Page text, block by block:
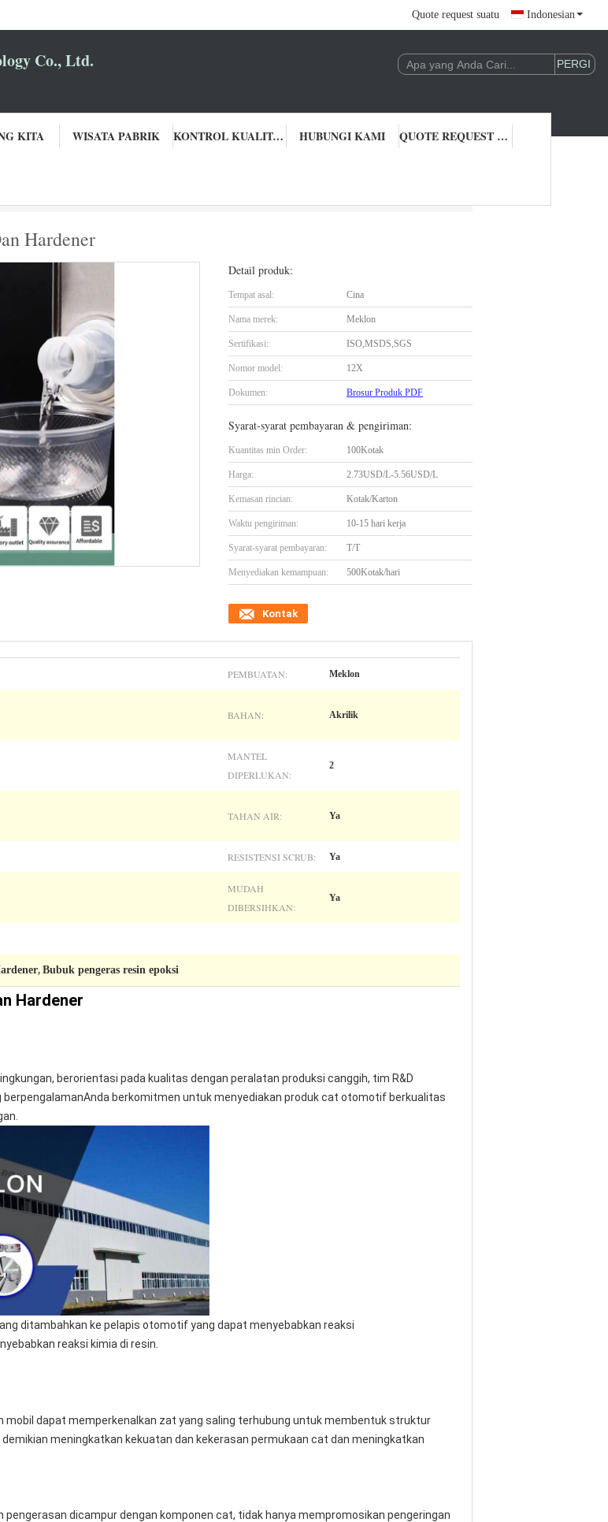
Quote request suatu Indonesian
Co., Ltd.
KITA WISATA PABRIK KONTROL KUALITAS HUBUNGI KAMI QUOTE REQUEST SUATU
Hardener
Detail produk:
Tempat asal: Cina
Nama merek: Meklon
Sertifikasi: ISO,MSDS,SGS
Nomor model: 12X
Dokumen: Brosur Produk PDF
Syarat-syarat pembayaran & pengiriman:
Kuantitas min Order: 100Kotak
Harga: 2.73USD/L-5.56USD/L
Kemasan rincian: Kotak/Karton
Waktu pengiriman: 10-15 hari kerja
Syarat-syarat pembayaran: T/T
Menyediakan kemampuan: 500Kotak/hari
Kontak
PEMBUATAN: Meklon
BAHAN: Akrilik
MANTEL
DIPERLUKAN:
2
TAHAN AIR: Ya
RESISTENSI SCRUB: Ya
MUDAH
DIBERSIHKAN:
Ya
, Bubuk pengeras resin epoksi
Hardener
berorientasi pada kualitas dengan peralatan produksi canggih, tim R&D
berkomitmen untuk menyediakan produk cat otomotif berkualitas
ditambahkan ke pelapis otomotif yang dapat menyebabkan reaksi
reaksi kimia di resin.
mobil dapat memperkenalkan zat yang saling terhubung untuk membentuk struktur
meningkatkan kekuatan dan kekerasan permukaan cat dan meningkatkan
dicampur dengan komponen cat, tidak hanya mempromosikan pengeringan